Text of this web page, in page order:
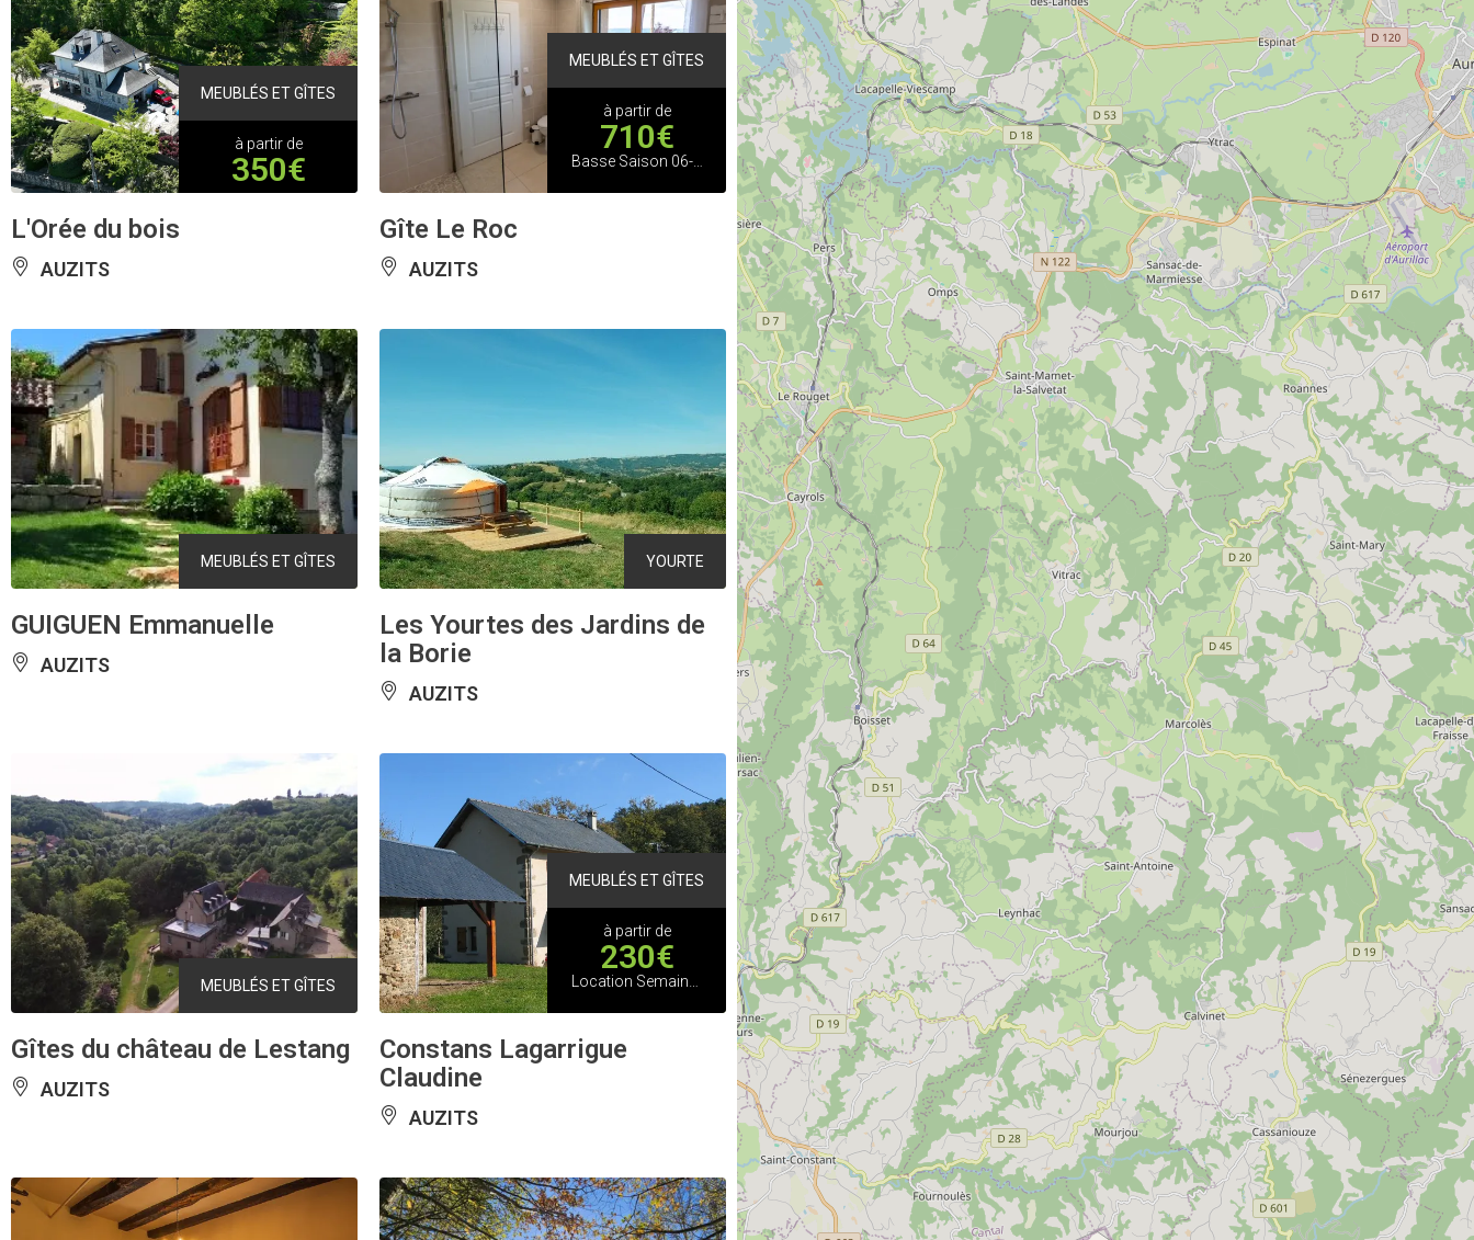
MEUBLÉS ET GÎTES
à partir de
350€
L'Orée du bois
AUZITS
MEUBLÉS ET GÎTES
à partir de
710€
Basse Saison 06-01-2026 au 04/04/2026
Gîte Le Roc
AUZITS
MEUBLÉS ET GÎTES
GUIGUEN Emmanuelle
AUZITS
YOURTE
Les Yourtes des Jardins de
la Borie
AUZITS
MEUBLÉS ET GÎTES
Gîtes du château de Lestang
AUZITS
MEUBLÉS ET GÎTES
à partir de
230€
Constans Lagarrigue
Claudine
AUZITS